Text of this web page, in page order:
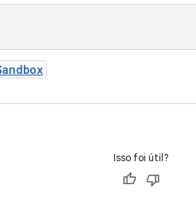
Isso foi útil?